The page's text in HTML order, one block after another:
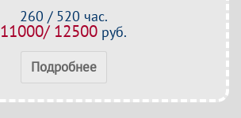
260 / 520 час.
11000/ 12500 руб.
Подробнее